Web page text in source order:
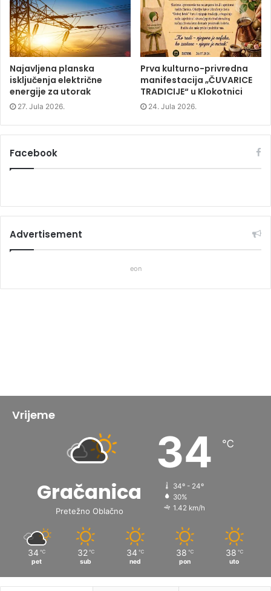
d
o
w
)
o
w
)
d
o
w
)
Najavljena planska
isključenja električne
energije za utorak
27. Jula 2026.
Prva kulturno-privredna
manifestacija „ČUVARICE
TRADICIJE“ u Klokotnici
24. Jula 2026.
Facebook
Advertisement
eon
Vrijeme
Gračanica
Pretežno Oblačno
34 ℃
34º - 24º
30%
1.42 km/h
34 ℃
pet
32 ℃
sub
34 ℃
ned
38 ℃
pon
38 ℃
uto